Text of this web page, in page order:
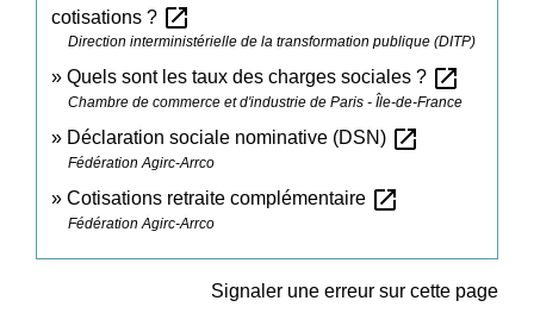
cotisations ? open_in_new
Direction interministérielle de la transformation publique (DITP)
Quels sont les taux des charges sociales ? open_in_new
Chambre de commerce et d'industrie de Paris - Île-de-France
Déclaration sociale nominative (DSN) open_in_new
Fédération Agirc-Arrco
Cotisations retraite complémentaire open_in_new
Fédération Agirc-Arrco
Signaler une erreur sur cette page